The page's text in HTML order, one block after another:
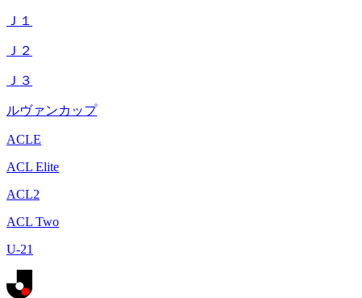
Ｊ１
Ｊ２
Ｊ３
ルヴァンカップ
ACLE
ACL Elite
ACL2
ACL Two
U-21